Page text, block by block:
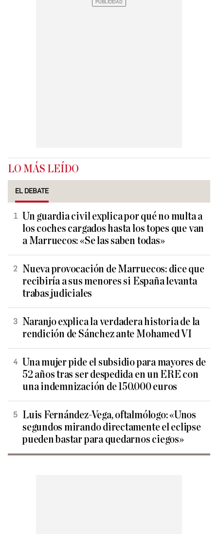
LO MÁS LEÍDO
EL DEBATE
Un guardia civil explica por qué no multa a
los coches cargados hasta los topes que van
a Marruecos: «Se las saben todas»
Nueva provocación de Marruecos: dice que
recibiría a sus menores si España levanta
trabas judiciales
Naranjo explica la verdadera historia de la
rendición de Sánchez ante Mohamed VI
Una mujer pide el subsidio para mayores de
52 años tras ser despedida en un ERE con
una indemnización de 150.000 euros
Luis Fernández-Vega, oftalmólogo: «Unos
segundos mirando directamente el eclipse
pueden bastar para quedarnos ciegos»